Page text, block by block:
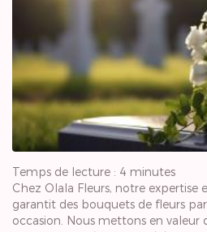
Temps de lecture : 4 minutes
Chez Olala Fleurs, notre expertise
garantit des bouquets de fleurs
occasion. Nous mettons en valeur